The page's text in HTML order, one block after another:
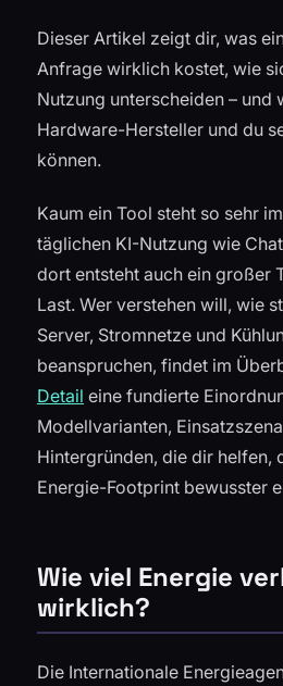
Dieser Artikel zeigt dir, was
Anfrage wirklich kostet, wie
Nutzung unterscheiden – und
Hardware-Hersteller und du
können.
Kaum ein Tool steht so sehr
täglichen KI-Nutzung wie
dort entsteht auch ein großer
Last. Wer verstehen will, wie
Server, Stromnetze und
beanspruchen, findet im
Detail eine fundierte
Modellvarianten,
Hintergründen, die dir helfen,
Energie-Footprint bewusster
Wie viel Energie
wirklich?
Die Internationale